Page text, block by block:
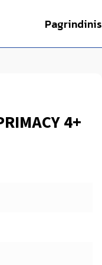
Pagrindinis
4+